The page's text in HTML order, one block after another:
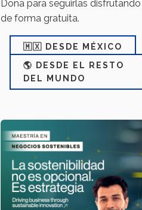
Dona para seguirlas disfrutando
de forma gratuita.
🇲🇽 DESDE MÉXICO
🌎 DESDE EL RESTO
DEL MUNDO